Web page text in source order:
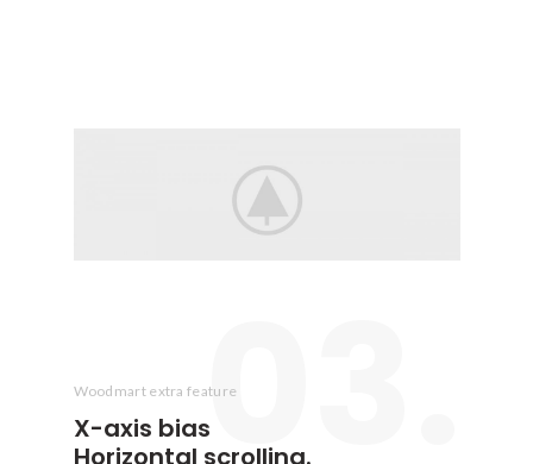
03.
Woodmart extra feature
X-axis bias
Horizontal scrolling.